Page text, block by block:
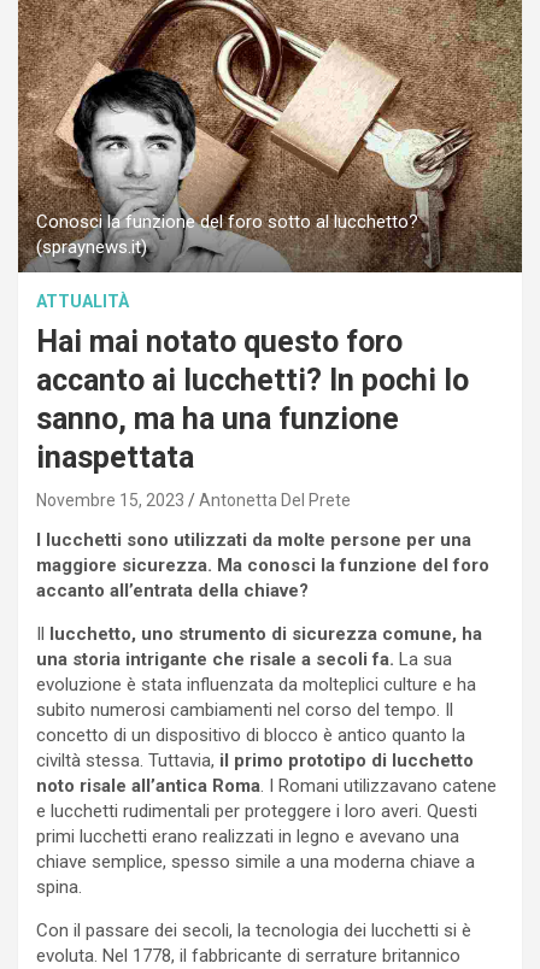
Conosci la funzione del foro sotto al lucchetto?
(spraynews.it)
ATTUALITÀ
Hai mai notato questo foro
accanto ai lucchetti? In pochi lo
sanno, ma ha una funzione
inaspettata
Novembre 15, 2023 Antonetta Del Prete
I lucchetti sono utilizzati da molte persone per una
maggiore sicurezza. Ma conosci la funzione del foro
accanto all’entrata della chiave?
lucchetto, uno strumento di sicurezza comune, ha
una storia intrigante che risale a secoli fa. La sua
evoluzione è stata influenzata da molteplici culture e ha
subito numerosi cambiamenti nel corso del tempo. Il
concetto di un dispositivo di blocco è antico quanto la
civiltà stessa. Tuttavia, il primo prototipo di lucchetto
noto risale all’antica Roma. I Romani utilizzavano catene
e lucchetti rudimentali per proteggere i loro averi. Questi
primi lucchetti erano realizzati in legno e avevano una
chiave semplice, spesso simile a una moderna chiave a
spina.
Con il passare dei secoli, la tecnologia dei lucchetti si è
evoluta. Nel 1778, il fabbricante di serrature britannico